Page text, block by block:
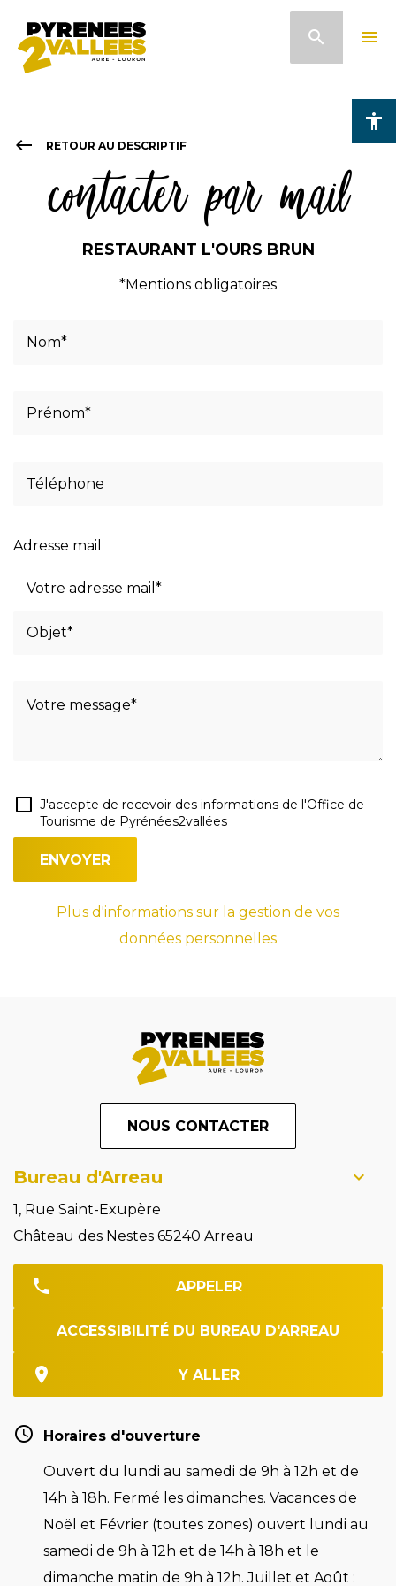
contenu
accessibility
search menu
keyboard_backspace RETOUR AU DESCRIPTIF
contacter par mail
RESTAURANT L'OURS BRUN
*Mentions obligatoires
Adresse mail
J'accepte de recevoir des informations de l'Office de
Tourisme de Pyrénées2vallées
Plus d'informations sur la gestion de vos
données personnelles
NOUS CONTACTER
Bureau d'Arreau
1, Rue Saint-Exupère
Château des Nestes 65240 Arreau
APPELER
ACCESSIBILITÉ DU BUREAU D'ARREAU
Y ALLER
Horaires d'ouverture
Ouvert du lundi au samedi de 9h à 12h et de
14h à 18h. Fermé les dimanches. Vacances de
Noël et Février (toutes zones) ouvert lundi au
samedi de 9h à 12h et de 14h à 18h et le
dimanche matin de 9h à 12h. Juillet et Août :